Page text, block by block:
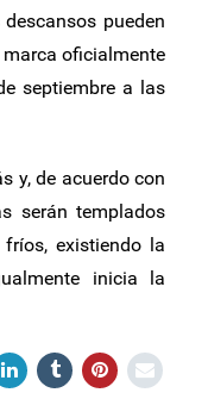
pueden
oficialmente
septiembre a las
y, de acuerdo con
serán templados
existiendo la
inicia la